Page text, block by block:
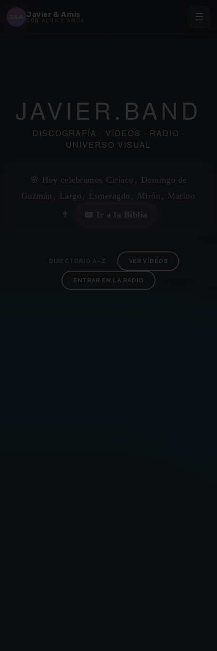
Javier & Amis
CON ALMA Y AMOR ☰
JAVIER.BAND
DISCOGRAFÍA · VÍDEOS · RADIO ·
UNIVERSO VISUAL
🌸 Hoy celebramos Ciríaco , Domingo de
Guzmán , Largo , Esmeragdo , Mirón , Marino
✝️
📖 Ir a la Biblia
DIRECTORIO A–Z VER VÍDEOS
ENTRAR EN LA RADIO